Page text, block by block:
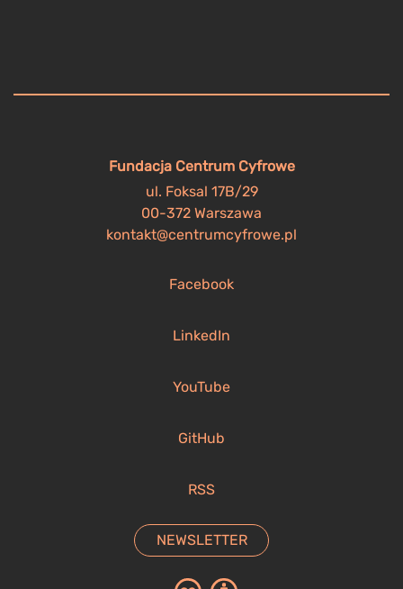
Fundacja Centrum Cyfrowe
ul. Foksal 17B/29
00-372 Warszawa
kontakt@centrumcyfrowe.pl
Facebook
LinkedIn
YouTube
GitHub
RSS
NEWSLETTER